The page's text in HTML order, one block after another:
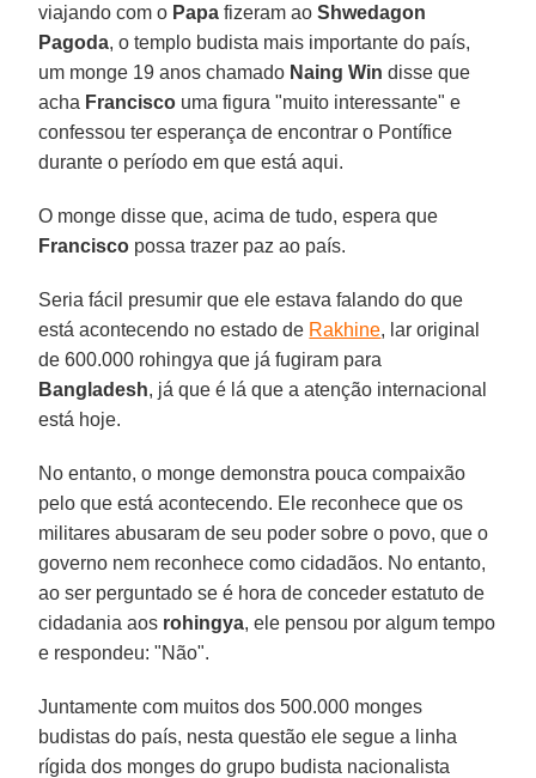
viajando com o Papa fizeram aoShwedagon
Pagoda, o templo budista mais importante do país,
um monge 19 anos chamado Naing Win disse que
acha Francisco uma figura "muito interessante" e
confessou ter esperança de encontrar o Pontífice
durante o período em que está aqui.
O monge disse que, acima de tudo, espera que
Francisco possa trazer paz ao país.
Seria fácil presumir que ele estava falando do que
está acontecendo no estado de Rakhine, lar original
de 600.000 rohingya que já fugiram para
Bangladesh, já que é lá que a atenção internacional
está hoje.
No entanto, o monge demonstra pouca compaixão
pelo que está acontecendo. Ele reconhece que os
militares abusaram de seu poder sobre o povo, que o
governo nem reconhece como cidadãos. No entanto,
ao ser perguntado se é hora de conceder estatuto de
cidadania aos rohingya, ele pensou por algum tempo
e respondeu: "Não".
Juntamente com muitos dos 500.000 monges
budistas do país, nesta questão ele segue a linha
rígida dos monges do grupo budista nacionalista